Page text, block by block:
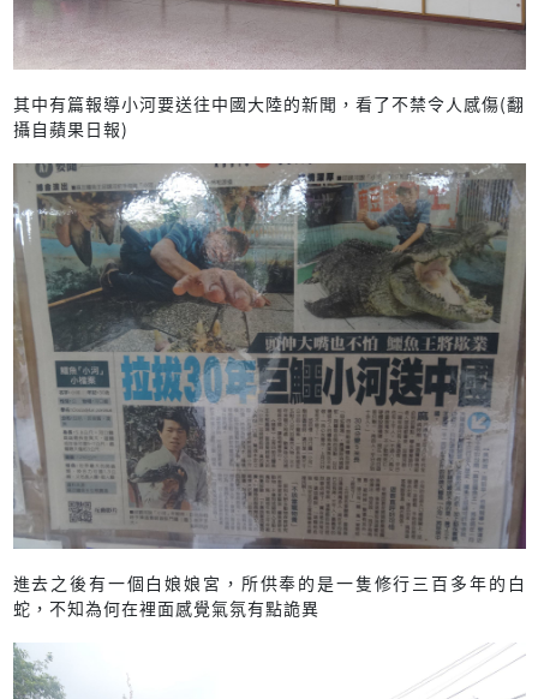
其中有篇報導小河要送往中國大陸的新聞，看了不禁令人感傷(翻
攝自蘋果日報)
進去之後有一個白娘娘宮，所供奉的是一隻修行三百多年的白
蛇，不知為何在裡面感覺氣氛有點詭異